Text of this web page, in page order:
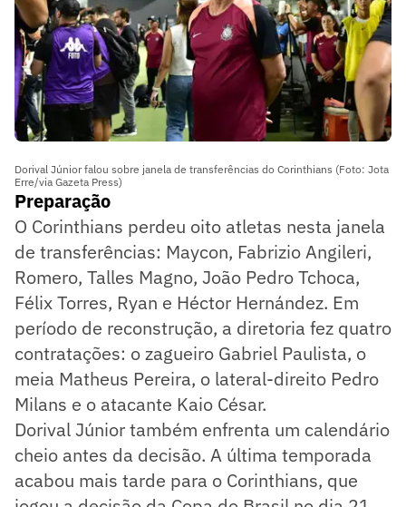
Dorival Júnior falou sobre janela de transferências do Corinthians (Foto: Jota
Erre/via Gazeta Press)
Preparação
O Corinthians perdeu oito atletas nesta janela
de transferências: Maycon, Fabrizio Angileri,
Romero, Talles Magno, João Pedro Tchoca,
Félix Torres, Ryan e Héctor Hernández. Em
período de reconstrução, a diretoria fez quatro
contratações: o zagueiro Gabriel Paulista, o
meia Matheus Pereira, o lateral-direito Pedro
Milans e o atacante Kaio César.
Dorival Júnior também enfrenta um calendário
cheio antes da decisão. A última temporada
acabou mais tarde para o Corinthians, que